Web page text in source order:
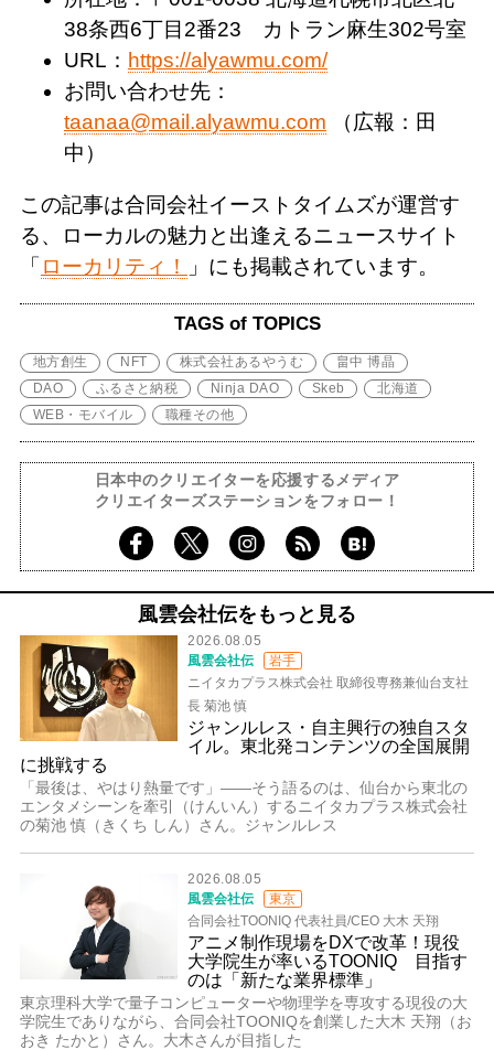
38条西6丁目2番23 カトラン麻生302号室
URL： https://alyawmu.com/
お問い合わせ先：
taanaa@mail.alyawmu.com （広報：田
中）
この記事は合同会社イーストタイムズが運営す
る、ローカルの魅力と出逢えるニュースサイト
「 ローカリティ！ 」にも掲載されています。
TAGS of TOPICS
地方創生 NFT 株式会社あるやうむ
畠中 博晶
DAO
ふるさと納税 Ninja DAO Skeb
北海道
WEB・モバイル
職種その他
日本中のクリエイターを応援するメディア
クリエイターズステーションをフォロー！
風雲会社伝をもっと見る
2026.08.05
風雲会社伝
岩手
ニイタカプラス株式会社 取締役専務兼仙台支社
長 菊池 慎
ジャンルレス・自主興行の独自スタ
イル。東北発コンテンツの全国展開
に挑戦する
「最後は、やはり熱量です」――そう語るのは、仙台から東北の
エンタメシーンを牽引（けんいん）するニイタカプラス株式会社
の菊池 慎（きくち しん）さん。ジャンルレス
2026.08.05
風雲会社伝
東京
合同会社TOONIQ 代表社員/CEO 大木 天翔
アニメ制作現場をDXで改革！現役
大学院生が率いるTOONIQ 目指す
のは「新たな業界標準」
東京理科大学で量子コンピューターや物理学を専攻する現役の大
学院生でありながら、合同会社TOONIQを創業した大木 天翔（お
おき たかと）さん。大木さんが目指した